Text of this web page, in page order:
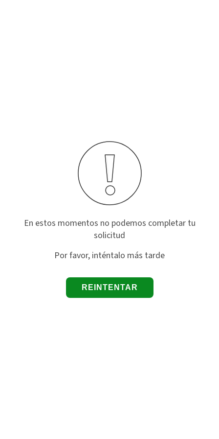
En estos momentos no podemos completar tu
solicitud
Por favor, inténtalo más tarde
REINTENTAR